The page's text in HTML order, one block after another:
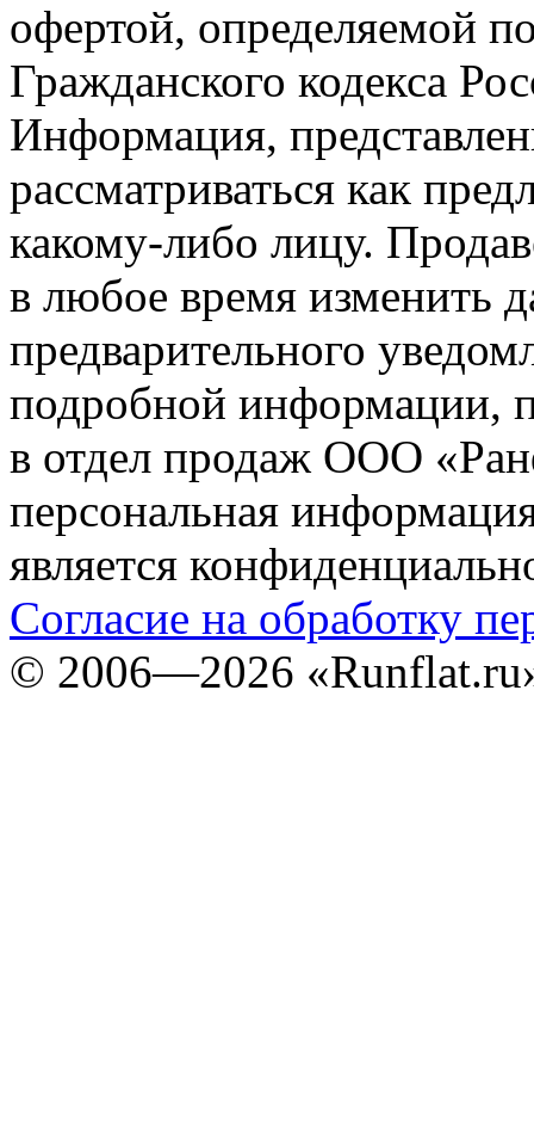
офертой, определяемой
Гражданского кодекса
Информация,
рассматриваться как
какому-либо лицу.
в любое время изменить
предварительного
подробной информации,
в отдел продаж ООО
персональная
является
Согласие на обработку
© 2006—2026